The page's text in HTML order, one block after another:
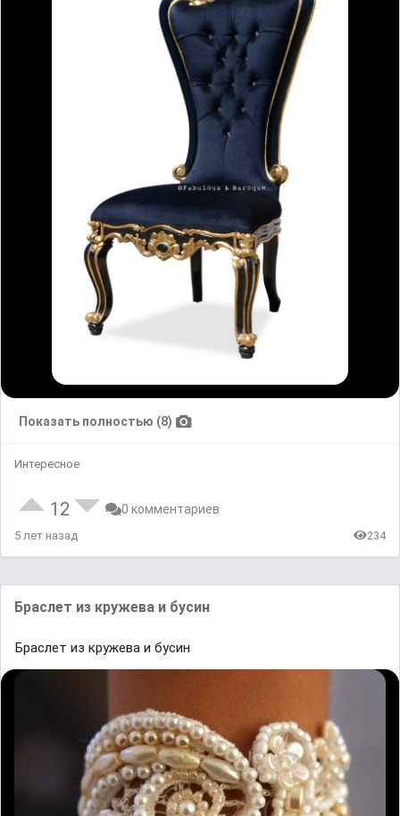
Показать полностью (8)
Интересное
12 0 комментариев
5 лет назад 234
Браслет из кружева и бусин
Браслет из кружева и бусин